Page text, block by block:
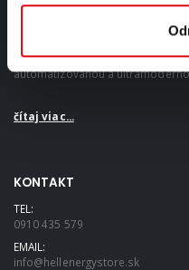
Sme unikátnym výrobcom
automatizovanou a
čítaj viac...
KONTAKT
TEL:
0910 435 579
EMAIL:
info@hellenergystore.sk